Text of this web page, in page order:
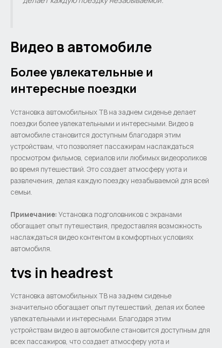
Видео в автомобиле
Более увлекательные и
интересные поездки
Установка автомобильных ТВ на заднем сиденье делает
поездки более увлекательными и интересными. Видео в
автомобиле становится доступным благодаря этим
устройствам, что позволяет пассажирам наслаждаться
просмотром фильмов, сериалов или любимых видеороликов
во время путешествий. Это создает атмосферу уюта и
развлечения, делая каждую поездку незабываемой для всей
семьи.
Примечание: Установка подголовников с экранами
обогащает опыт путешествия, предоставляя возможность
наслаждаться видео контентом в комфортных условиях
автомобиля.
tvs in headrest
Установка автомобильных ТВ на заднем сиденье
значительно обогащает опыт путешествий, делая их более
увлекательными и интересными. Благодаря этим
устройствам видео в автомобиле становится доступным для
всех пассажиров, что создает атмосферу уюта и